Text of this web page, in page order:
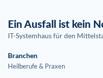
Ein Ausfall ist kein
IT-Systemhaus für den
Branchen
Heilberufe & Praxen